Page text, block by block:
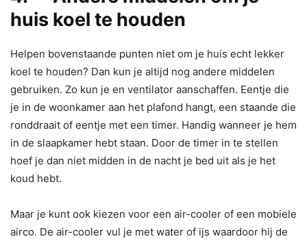
huis koel te houden
Helpen bovenstaande punten niet om je huis echt lekker
koel te houden? Dan kun je altijd nog andere middelen
gebruiken. Zo kun je en ventilator aanschaffen. Eentje die
je in de woonkamer aan het plafond hangt, een staande die
ronddraait of eentje met een timer. Handig wanneer je hem
in de slaapkamer hebt staan. Door de timer in te stellen
hoef je dan niet midden in de nacht je bed uit als je het
koud hebt.
Maar je kunt ook kiezen voor een air-cooler of een mobiele
airco. De air-cooler vul je met water of ijs waardoor hij de